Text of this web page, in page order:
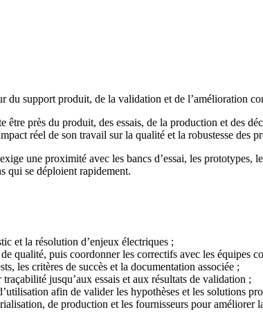
support produit, de la validation et de l’amélioration
près du produit, des essais, de la production et des
réel de son travail sur la qualité et la robustesse des
une proximité avec les bancs d’essai, les prototypes,
qui se déploient rapidement.
et la résolution d’enjeux électriques ;
qualité, puis coordonner les correctifs avec les équipes
les critères de succès et la documentation associée ;
jusqu’aux essais et aux résultats de validation ;
afin de valider les hypothèses et les solutions
de production et les fournisseurs pour améliorer